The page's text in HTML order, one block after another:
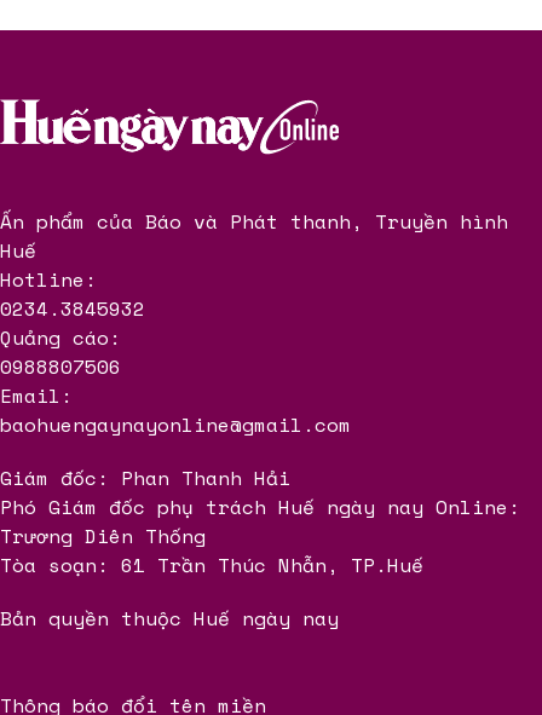
Ấn phẩm của Báo và Phát thanh, Truyền hình
Huế
Hotline:
0234.3845932
Quảng cáo:
0988807506
Email:
baohuengaynayonline@gmail.com
Giám đốc: Phan Thanh Hải
Phó Giám đốc phụ trách Huế ngày nay Online:
Trương Diên Thống
Tòa soạn: 61 Trần Thúc Nhẫn, TP.Huế
Bản quyền thuộc Huế ngày nay
Thông báo đổi tên miền